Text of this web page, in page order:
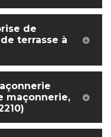
de
terrasse à
maçonnerie,